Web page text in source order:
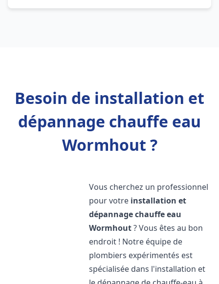
Besoin de installation et
dépannage chauffe eau
Wormhout ?
Vous cherchez un professionnel
pour votre installation et
dépannage chauffe eau
Wormhout? Vous êtes au bon
endroit ! Notre équipe de
plombiers expérimentés est
spécialisée dans l'installation et